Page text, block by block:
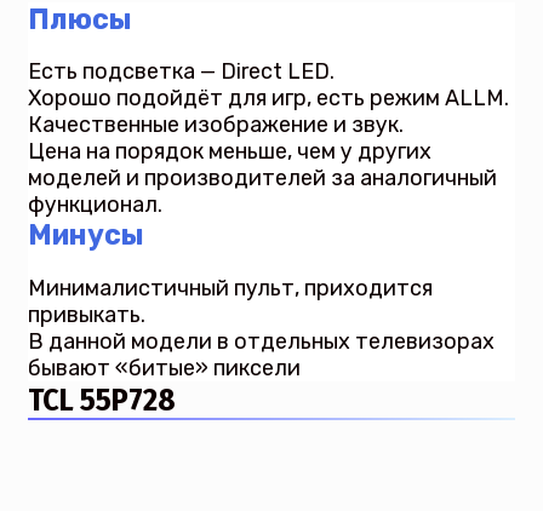
Плюсы
Есть подсветка — Direct LED.
Хорошо подойдёт для игр, есть режим ALLM.
Качественные изображение и звук.
Цена на порядок меньше, чем у других
моделей и производителей за аналогичный
функционал.
Минусы
Минималистичный пульт, приходится
привыкать.
В данной модели в отдельных телевизорах
бывают «битые» пиксели
TCL 55P728